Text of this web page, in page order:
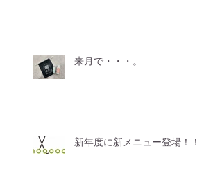
来月で・・・。
新年度に新メニュー登場！！